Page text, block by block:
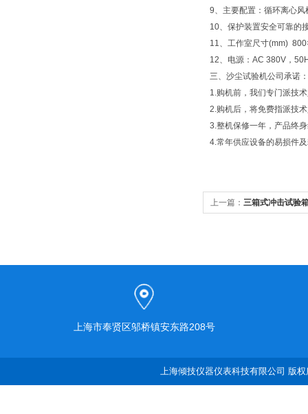
9、主要配置：循环离心
10、保护装置安全可靠的
11、工作室尺寸(mm)
12、电源：AC 380V，
三、沙尘试验机公司承诺：
1.购机前，我们专门派技
2.购机后，将免费指派技
3.整机保修一年，产品终
4.常年供应设备的易损件
上一篇： 三箱式冲击试验
上海市奉贤区邬桥镇安东路208号
上海倾技仪器仪表科技有限公司 版